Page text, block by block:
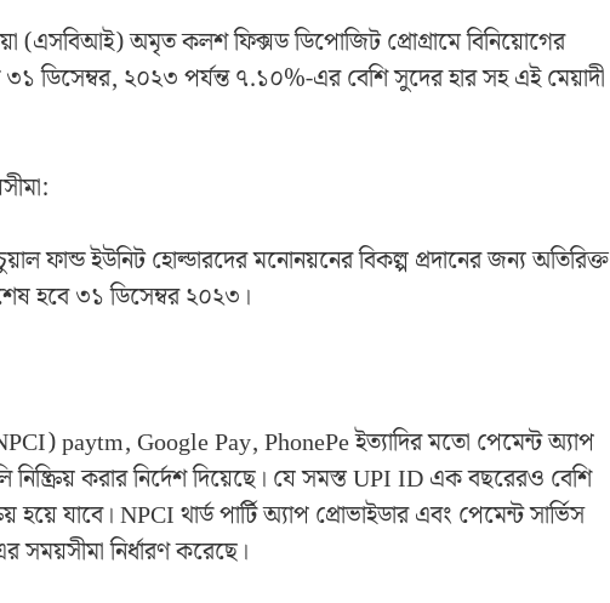
(এসবিআই) অমৃত কলশ ফিক্সড ডিপোজিট প্রোগ্রামে বিনিয়োগের
৩১ ডিসেম্বর, ২০২৩ পর্যন্ত ৭.১০%-এর বেশি সুদের হার সহ এই মেয়াদী
ফান্ড ইউনিট হোল্ডারদের মনোনয়নের বিকল্প প্রদানের জন্য অতিরিক্ত
হবে ৩১ ডিসেম্বর ২০২৩।
paytm, Google Pay, PhonePe ইত্যাদির মতো পেমেন্ট অ্যাপ
করার নির্দেশ দিয়েছে। যে সমস্ত UPI ID এক বছরেরও বেশি
হয়ে যাবে। NPCI থার্ড পার্টি অ্যাপ প্রোভাইডার এবং পেমেন্ট সার্ভিস
নির্ধারণ করেছে।